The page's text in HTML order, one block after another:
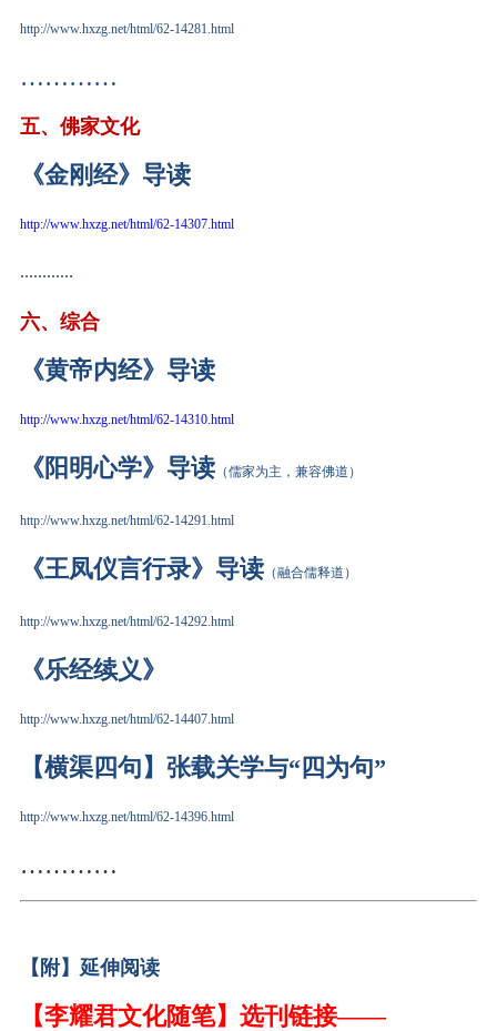
http://www.hxzg.net/html/62-14281.html
…………
五、佛家文化
《金刚经》导读
http://www.hxzg.net/html/62-14307.html
…………
六、 综合
《黄帝内经》导读
http://www.hxzg.net/html/62-14310.html
《阳明心学》导读（儒家为主，兼容佛道）
http://www.hxzg.net/html/62-14291.html
《王凤仪言行录》导读（融合儒释道）
http://www.hxzg.net/html/62-14292.html
《乐经续义》
http://www.hxzg.net/html/62-14407.html
【横渠四句】张载关学与“四为句”
http://www.hxzg.net/html/62-14396.html
…………
【附】延伸阅读
【李耀君文化随笔】 选刊链接——